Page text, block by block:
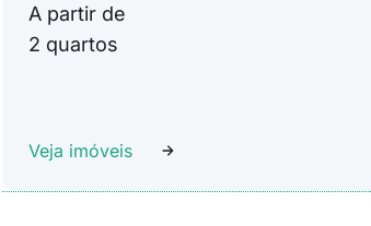
A partir de
2 quartos
Veja imóveis